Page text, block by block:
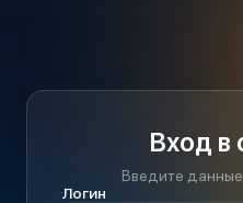
Вход в
Введите
Логин